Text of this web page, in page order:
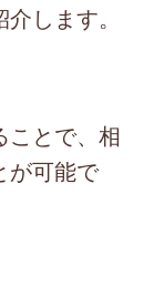
します。
とで、相
が可能で